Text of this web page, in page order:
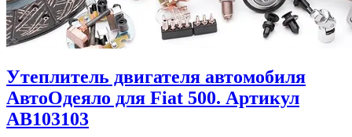
Утеплитель двигателя автомобиля
АвтоОдеяло для Fiat 500. Артикул
AB103103